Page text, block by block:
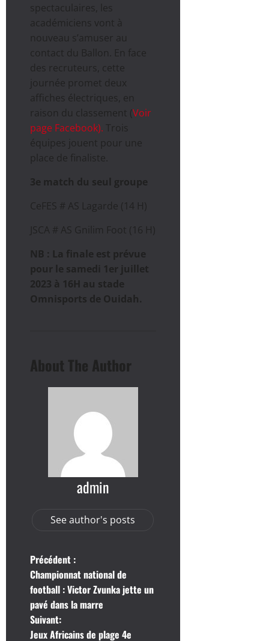
spectaculaires, les
académiciens vont à
nouveau s’amuser au
contact du Ballon. En face
des recruteurs, cette
journée promet deux
affiches électriques, en
raison du classement (Voir
page Facebook). Trois
équipes jouent pour une
place de finaliste.
3e match du seul groupe
CeFES # AS Lagarde (14 H)
JSCA # AS Gnilim Foot (16 H)
NB : La finale est prévue
pour le samedi 1er juillet
2023 à 16H au stade
Omnisports de Ouidah.
About The Author
admin
See author's posts
N
a
v
Précédent :
Championnat national de
football : Victor Zvunka jette un
pavé dans la marre
Suivant:
Jeux Africains de plage 4e